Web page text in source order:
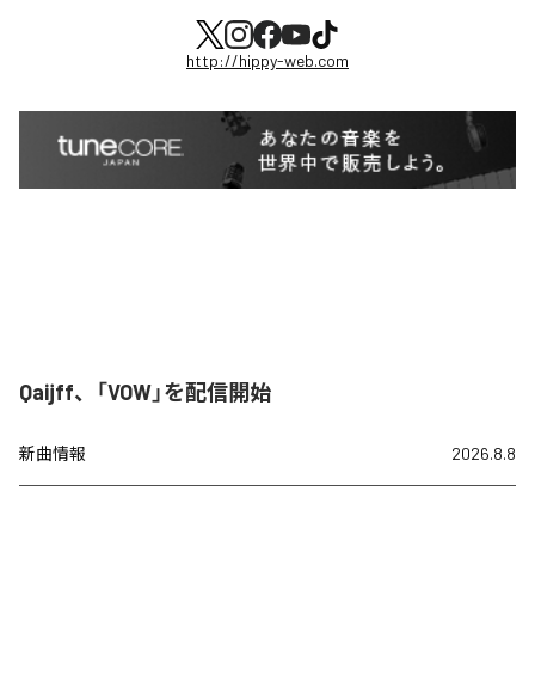
http://hippy-web.com
Qaijff、「VOW」を配信開始
新曲情報 2026.8.8